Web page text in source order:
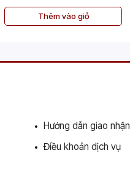
Thêm vào giỏ
Hướng dẫn giao nhận
Điều khoản dịch vụ